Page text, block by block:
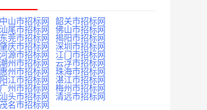
中山市招标网
韶关市招标网
汕尾市招标网
佛山市招标网
东莞市招标网
揭阳市招标网
肇庆市招标网
深圳市招标网
河源市招标网
江门市招标网
潮州市招标网
云浮市招标网
惠州市招标网
珠海市招标网
阳江市招标网
湛江市招标网
广州市招标网
梅州市招标网
汕头市招标网
清远市招标网
茂名市招标网